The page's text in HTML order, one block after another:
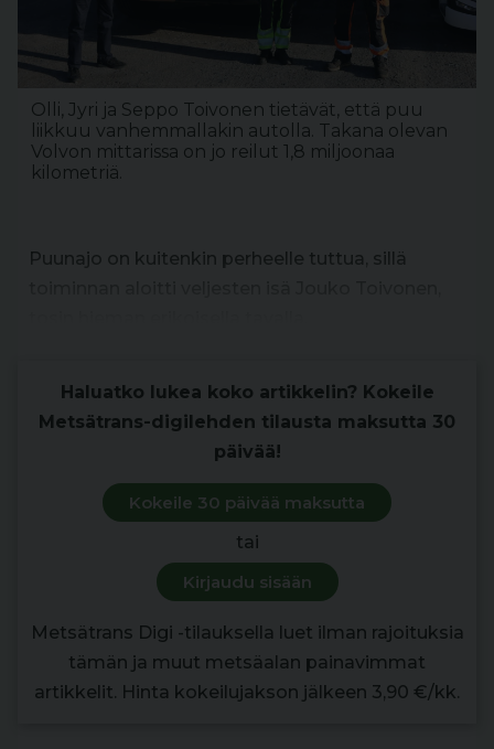
Olli, Jyri ja Seppo Toivonen tietävät, että puu
liikkuu vanhemmallakin autolla. Takana olevan
Volvon mittarissa on jo reilut 1,8 miljoonaa
kilometriä.
Puunajo on kuitenkin perheelle tuttua, sillä
Haluatko lukea koko artikkelin? Kokeile
Metsätrans-digilehden tilausta maksutta 30
päivää!
Kokeile 30 päivää maksutta
tai
Kirjaudu sisään
Metsätrans Digi -tilauksella luet ilman rajoituksia
tämän ja muut metsäalan painavimmat
artikkelit. Hinta kokeilujakson jälkeen 3,90 €/kk.